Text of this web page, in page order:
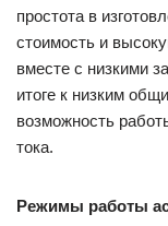
простота в
стоимость и
вместе с низкими
итоге к низким
возможность
тока.
Режимы работы